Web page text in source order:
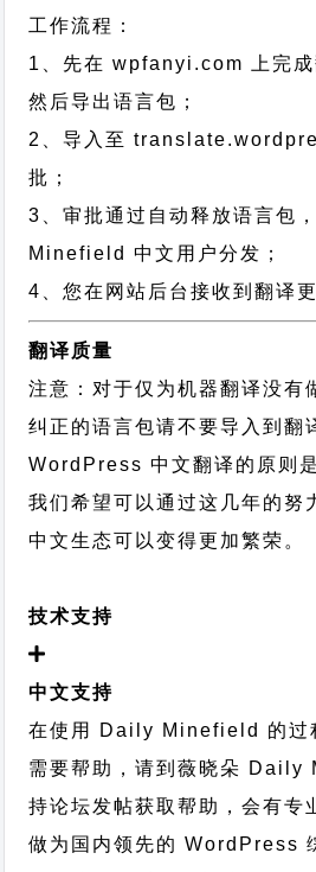
工作流程：
1、先在 wpfanyi.com 上完成
然后导出语言包；
2、导入至
批；
3、审批通过自动释放语言包
Minefield 中文用户分发；
4、您在网站后台接收到翻译更
翻译质量
注意：对于仅为机器翻译没有
纠正的语言包请不要导入到翻
WordPress 中文翻译的原则
我们希望可以通过这几年的
中文生态可以变得更加繁荣。
技术支持
中文支持
在使用 Daily Minefield 的过
需要帮助，请到薇晓朵 Daily
持论坛发帖获取帮助，会有专
做为国内领先的 WordPress